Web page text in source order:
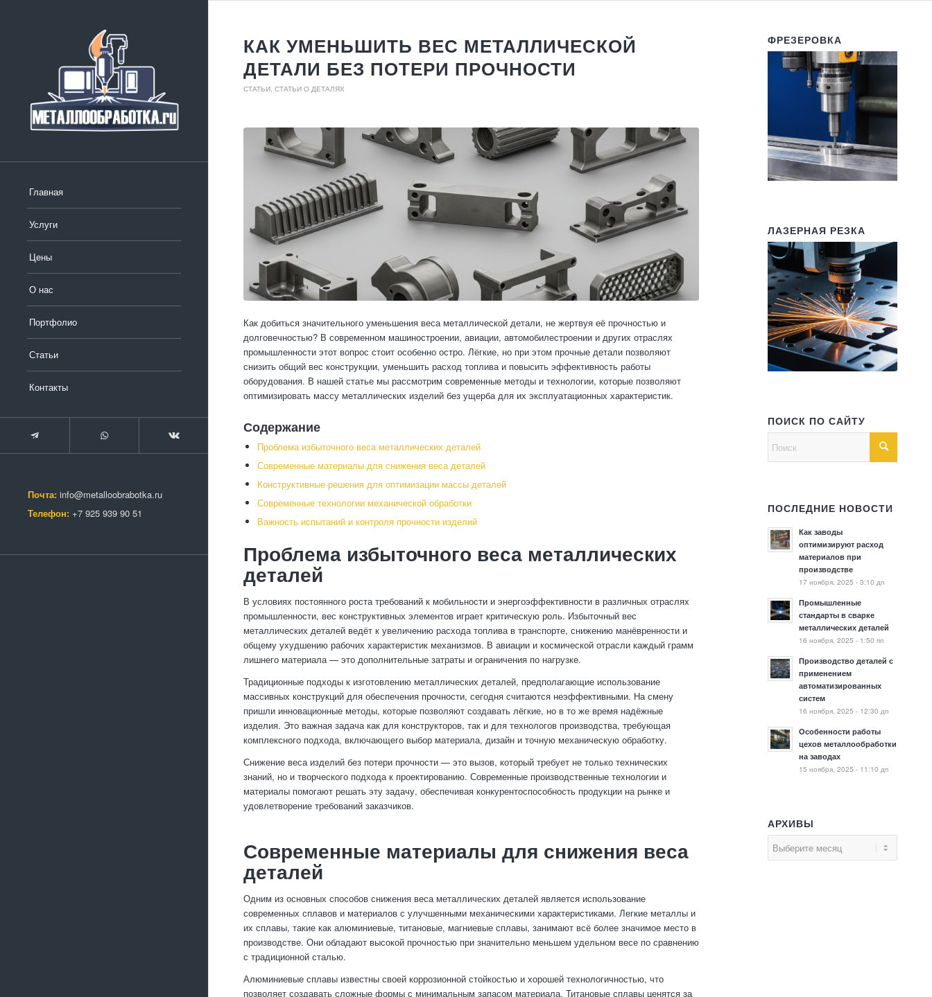
Главная
Услуги
Цены
О нас
Портфолио
Статьи
Контакты
Почта: info@metalloobrabotka.ru
Телефон: +7 925 939 90 51
КАК УМЕНЬШИТЬ ВЕС МЕТАЛЛИЧЕСКОЙ
ДЕТАЛИ БЕЗ ПОТЕРИ ПРОЧНОСТИ
СТАТЬИ СТАТЬИ О ДЕТАЛЯХ
Как добиться значительного уменьшения веса металлической детали, не жертвуя её прочностью и
долговечностью? В современном машиностроении, авиации, автомобилестроении и других отраслях
промышленности этот вопрос стоит особенно остро. Лёгкие, но при этом прочные детали позволяют
снизить общий вес конструкции, уменьшить расход топлива и повысить эффективность работы
оборудования. В нашей статье мы рассмотрим современные методы и технологии, которые позволяют
оптимизировать массу металлических изделий без ущерба для их эксплуатационных характеристик.
Содержание
Проблема избыточного веса металлических деталей
Современные материалы для снижения веса деталей
Конструктивные решения для оптимизации массы деталей
Современные технологии механической обработки
Важность испытаний и контроля прочности изделий
Проблема избыточного веса металлических
деталей
В условиях постоянного роста требований к мобильности и энергоэффективности в различных отраслях
промышленности, вес конструктивных элементов играет критическую роль. Избыточный вес
металлических деталей ведёт к увеличению расхода топлива в транспорте, снижению манёвренности и
общему ухудшению рабочих характеристик механизмов. В авиации и космической отрасли каждый грамм
лишнего материала — это дополнительные затраты и ограничения по нагрузке.
Традиционные подходы к изготовлению металлических деталей, предполагающие использование
массивных конструкций для обеспечения прочности, сегодня считаются неэффективными. На смену
пришли инновационные методы, которые позволяют создавать лёгкие, но в то же время надёжные
изделия. Это важная задача как для конструкторов, так и для технологов производства, требующая
комплексного подхода, включающего выбор материала, дизайн и точную механическую обработку.
Снижение веса изделий без потери прочности — это вызов, который требует не только технических
знаний, но и творческого подхода к проектированию. Современные производственные технологии и
материалы помогают решать эту задачу, обеспечивая конкурентоспособность продукции на рынке и
удовлетворение требований заказчиков.
Современные материалы для снижения веса
деталей
Одним из основных способов снижения веса металлических деталей является использование
современных сплавов и материалов с улучшенными механическими характеристиками. Легкие металлы и
их сплавы, такие как алюминиевые, титановые, магниевые сплавы, занимают всё более значимое место в
производстве. Они обладают высокой прочностью при значительно меньшем удельном весе по сравнению
с традиционной сталью.
Алюминиевые сплавы известны своей коррозионной стойкостью и хорошей технологичностью, что
позволяет создавать сложные формы с минимальным запасом материала. Титановые сплавы ценятся за
ФРЕЗЕРОВКА
ЛАЗЕРНАЯ РЕЗКА
ПОИСК ПО САЙТУ
ПОСЛЕДНИЕ НОВОСТИ
Как заводы
оптимизируют расход
материалов при
производстве
17 ноября, 2025 - 3:10 дп
Промышленные
стандарты в сварке
металлических деталей
16 ноября, 2025 - 1:50 пп
Производство деталей с
применением
автоматизированных
систем
16 ноября, 2025 - 12:30 дп
Особенности работы
цехов металлообработки
на заводах
15 ноября, 2025 - 11:10 дп
АРХИВЫ